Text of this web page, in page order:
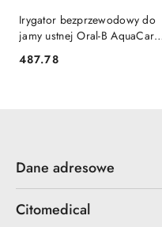
Irygator bezprzewodowy do
jamy ustnej Oral-B AquaCare
6 Pro Expert
Cena:
487.78
Dane adresowe
Citomedical